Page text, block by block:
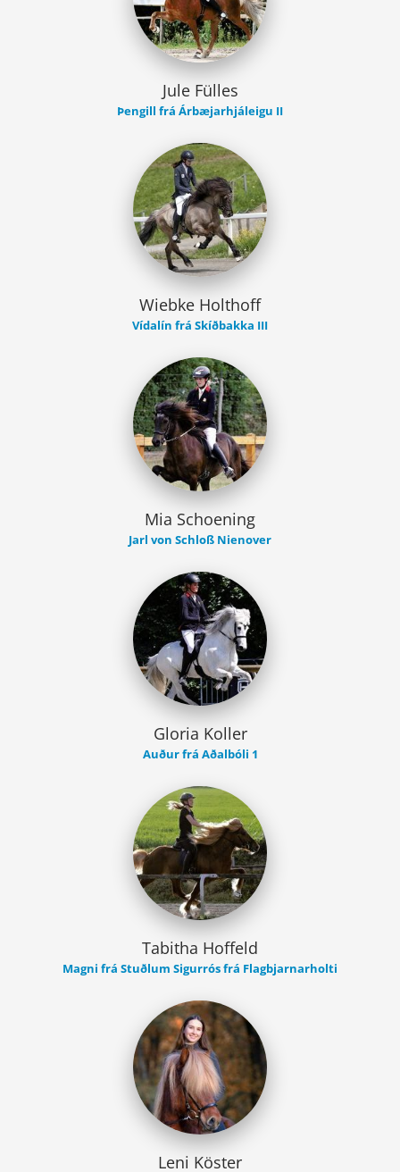
Jule Fülles
Þengill frá Árbæjarhjáleigu II
Wiebke Holthoff
Vídalín frá Skíðbakka III
Mia Schoening
Jarl von Schloß Nienover
Gloria Koller
Auður frá Aðalbóli 1
Tabitha Hoffeld
Magni frá Stuðlum Sigurrós frá Flagbjarnarholti
Leni Köster